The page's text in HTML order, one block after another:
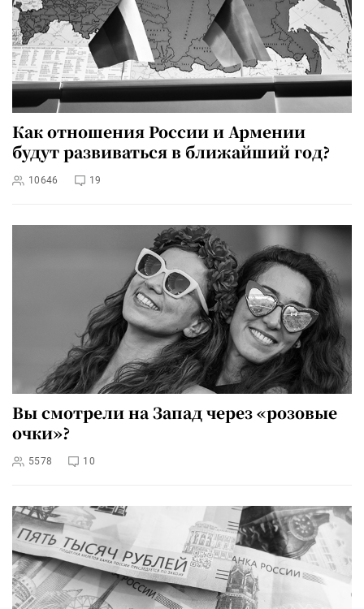
Как отношения России и Армении
будут развиваться в ближайший год?
10646 19
Вы смотрели на Запад через «розовые
очки»?
5578 10